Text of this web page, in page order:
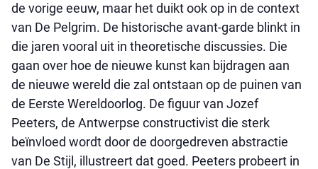
de vorige eeuw, maar het duikt ook op in de context
van De Pelgrim. De historische avant-garde blinkt in
die jaren vooral uit in theoretische discussies. Die
gaan over hoe de nieuwe kunst kan bijdragen aan
de nieuwe wereld die zal ontstaan op de puinen van
de Eerste Wereldoorlog. De figuur van Jozef
Peeters, de Antwerpse constructivist die sterk
beïnvloed wordt door de doorgedreven abstractie
van De Stijl, illustreert dat goed. Peeters probeert in